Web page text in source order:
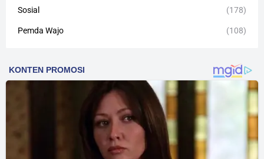
Sosial (178)
Pemda Wajo (108)